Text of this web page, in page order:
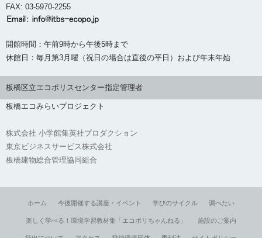
FAX: 03-5970-2255
開館時間：午前9時から午後5時まで
休館日：毎月第3月曜（祝日の場合は直後の平日）および年末年始
板橋区立エコポリスセンター指定管理者
板橋エコみらいプロジェクト
株式会社 小学館集英社プロダクション
東京ビジネスサービス株式会社
板橋建物総合管理協同組合
ホーム 今後開催する講座・イベント 学びのサイクル 調べたい
楽しく学べる！環境学習教材集「エコポリちゃんねる」 施設のご案内